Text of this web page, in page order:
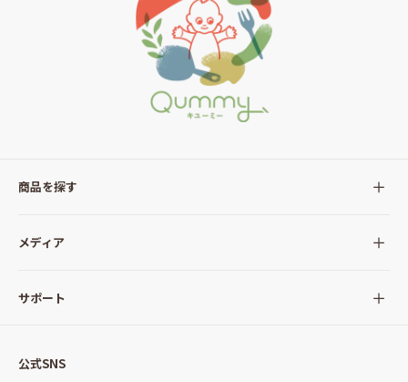
商品を探す
全ての商品
サラダ
メディア
Qummy(キユーミー)について
サポート
公式SNS